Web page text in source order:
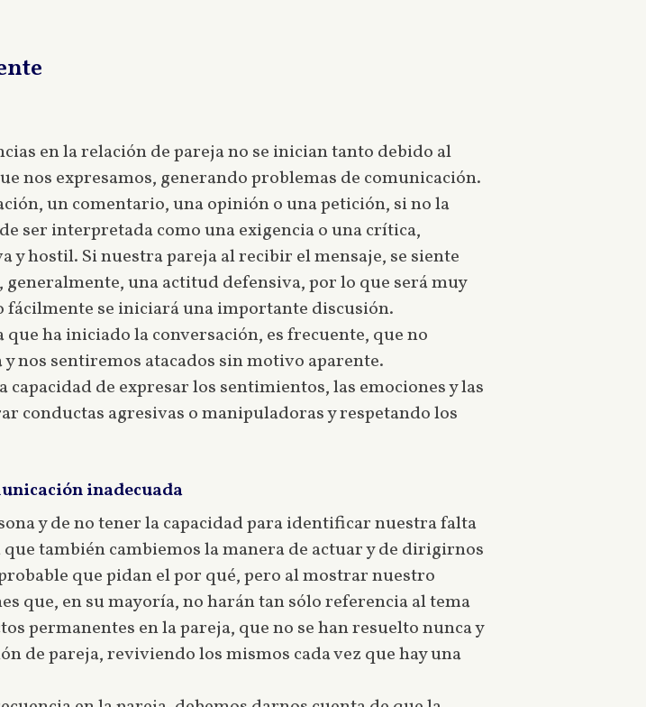
en la relación de pareja no se inician tanto debido al
nos expresamos, generando problemas de comunicación.
un comentario, una opinión o una petición, si no la
ser interpretada como una exigencia o una crítica,
y hostil. Si nuestra pareja al recibir el mensaje, se siente
una actitud defensiva, por lo que será muy
se iniciará una importante discusión.
ha iniciado la conversación, es frecuente, que no
nos sentiremos atacados sin motivo aparente.
de expresar los sentimientos, las emociones y las
conductas agresivas o manipuladoras y respetando los
inadecuada
y de no tener la capacidad para identificar nuestra falta
también cambiemos la manera de actuar y de dirigirnos
que pidan el por qué, pero al mostrar nuestro
que, en su mayoría, no harán tan sólo referencia al tema
permanentes en la pareja, que no se han resuelto nunca y
de pareja, reviviendo los mismos cada vez que hay una